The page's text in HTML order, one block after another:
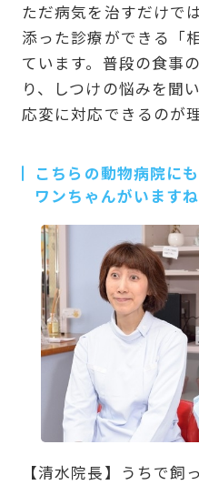
ただ病気を治すだけで
添った診療ができる「
ています。普段の食事
り、しつけの悩みを聞
応変に対応できるのが
こちらの動物病院に
ワンちゃんがいますね
【清水院長】うちで飼